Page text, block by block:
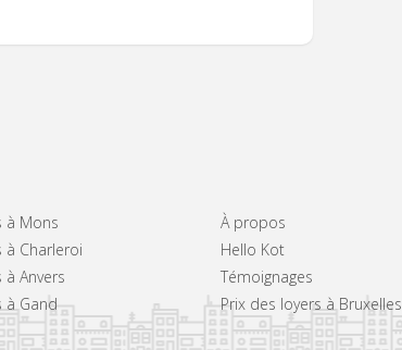
à Mons
à Charleroi
à Anvers
à Gand
À propos
Hello Kot
Témoignages
Prix des loyers à Bruxelles